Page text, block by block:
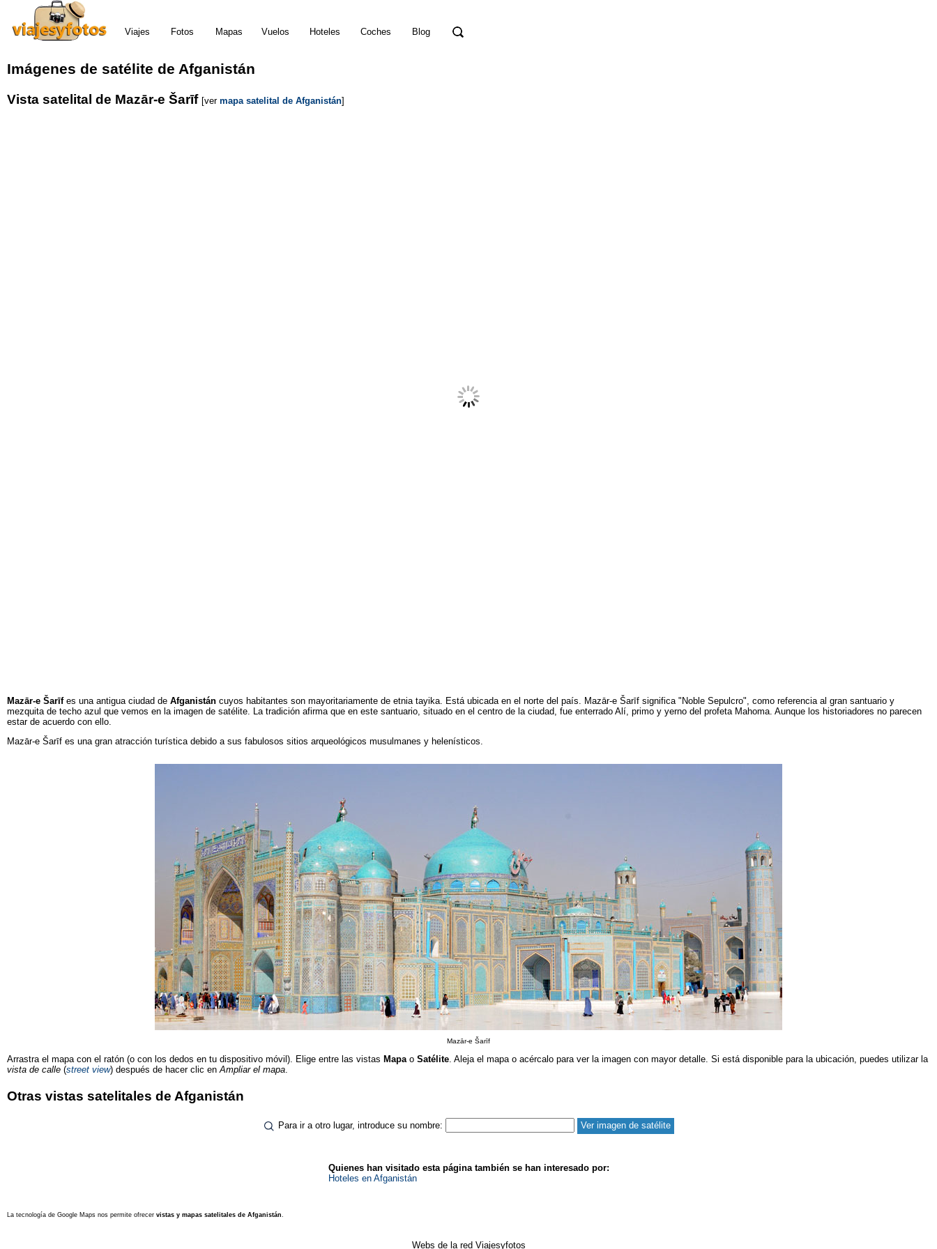
Viajes Fotos Mapas Vuelos Hoteles Coches Blog
Imágenes de satélite de Afganistán
Vista satelital de Mazār-e Šarīf [ver mapa satelital de Afganistán]
Mazār-e Šarīfes una antigua ciudad de Afganistán cuyos habitantes son mayoritariamente de etnia tayika. Está ubicada en el norte del país. Mazār-e Šarīf significa "Noble Sepulcro", como referencia al gran santuario y
mezquita de techo azul que vemos en la imagen de satélite. La tradición afirma que en este santuario, situado en el centro de la ciudad, fue enterrado Alí, primo y yerno del profeta Mahoma. Aunque los historiadores no parecen
estar de acuerdo con ello.
Mazār-e Šarīf es una gran atracción turística debido a sus fabulosos sitios arqueológicos musulmanes y helenísticos.
Mazār-e Šarīf
Arrastra el mapa con el ratón (o con los dedos en tu dispositivo móvil). Elige entre las vistas Mapao Satélite. Aleja el mapa o acércalo para ver la imagen con mayor detalle. Si está disponible para la ubicación, puedes utilizar la
vista de calle (street view) después de hacer clic enAmpliar el mapa.
Otras vistas satelitales de Afganistán
Para ir a otro lugar, introduce su nombre:
Quienes han visitado esta página también se han interesado por:
Hoteles en Afganistán
La tecnología de Google Maps nos permite ofrecer vistas y mapas satelitales de Afganistán.
Webs de la red Viajesyfotos